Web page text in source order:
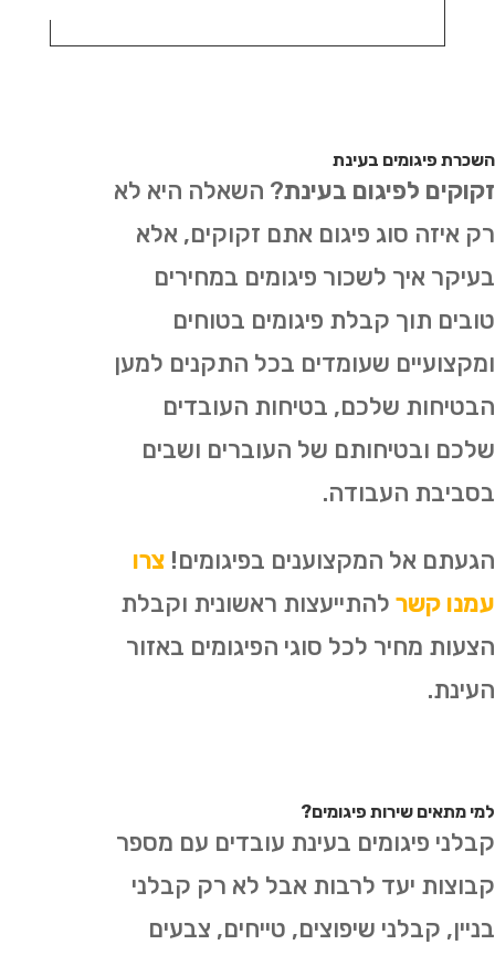
השכרת פיגומים בעינת
זקוקים לפיגום בעינת? השאלה היא לא
רק איזה סוג פיגום אתם זקוקים, אלא
בעיקר איך לשכור פיגומים במחירים
טובים תוך קבלת פיגומים בטוחים
ומקצועיים שעומדים בכל התקנים למען
הבטיחות שלכם, בטיחות העובדים
שלכם ובטיחותם של העוברים ושבים
בסביבת העבודה.
הגעתם אל המקצוענים בפיגומים! צרו
עמנו קשר להתייעצות ראשונית וקבלת
הצעות מחיר לכל סוגי הפיגומים באזור
העינת.
למי מתאים שירות פיגומים?
קבלני פיגומים בעינת עובדים עם מספר
קבוצות יעד לרבות אבל לא רק קבלני
בניין, קבלני שיפוצים, טייחים, צבעים